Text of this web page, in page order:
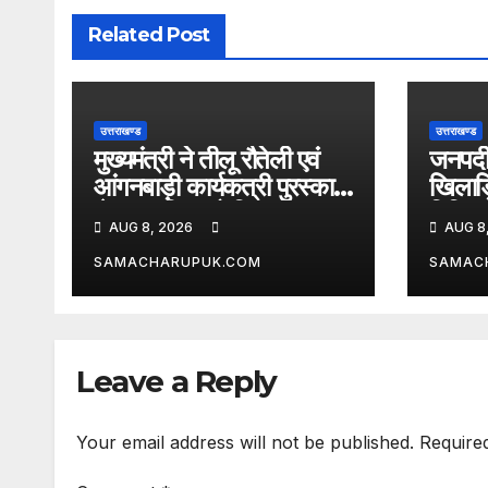
Related Post
उत्तराखण्ड
मुख्यमंत्री ने तीलू रौतेली एवं
आंगनबाड़ी कार्यकत्री पुरस्कार
से मातृशक्ति को किया
सम्मानित
AUG 8, 2026
SAMACHARUPUK.COM
उत्तराखण्ड
घोषित
AUG
Leave a Reply
Your email address will not be published.